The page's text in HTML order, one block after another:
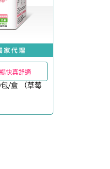
快真舒適
/盒 （草莓